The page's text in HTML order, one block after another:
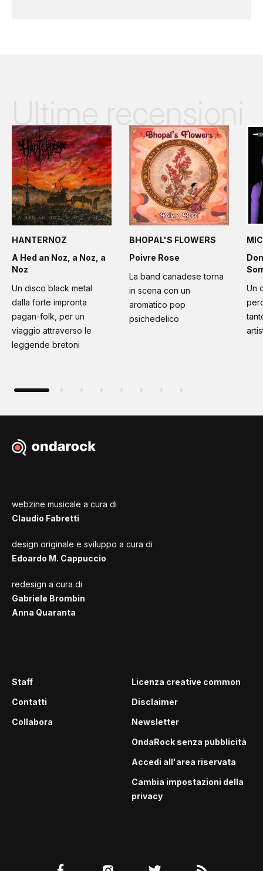
HANTERNOZ
A Hed an Noz, a Noz, a
Noz
Un disco black metal
dalla forte impronta
pagan-folk, per un
viaggio attraverso le
leggende bretoni
BHOPAL'S FLOWERS
Poivre Rose
La band canadese torna
in scena con un
aromatico pop
psichedelico
Un
webzine musicale a cura di
Claudio Fabretti
design originale e sviluppo a cura di
Edoardo M. Cappuccio
redesign a cura di
Gabriele Brombin
Anna Quaranta
Staff
Contatti
Collabora
Licenza creative common
Disclaimer
Newsletter
OndaRock senza pubblicità
Accedi all'area riservata
Cambia impostazioni della
privacy